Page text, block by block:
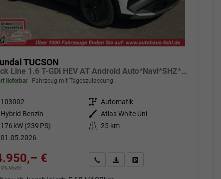
TUCSON
Black Line 1.6 T-GDi HEV AT Android Auto*Navi*SHZ*Kamera*2Z Klimaauto*
lieferbar Fahrzeug mit Tageszulassung
103002 Getriebe Automatik
Hybrid Benzin Außenfarbe Atlas White Uni
176 kW (239 PS) Kilometerstand 25 km
01.05.2026
€
MwSt.
Angebot anfordern
Fahrzeugexpose (PDF)